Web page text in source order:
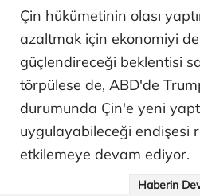
Çin hükümetinin olası
azaltmak için ekonomiyi
güçlendireceği beklentisi
törpülese de, ABD'de
durumunda Çin'e yeni
uygulayabileceği endişesi
etkilemeye devam ediyor.
Haberin